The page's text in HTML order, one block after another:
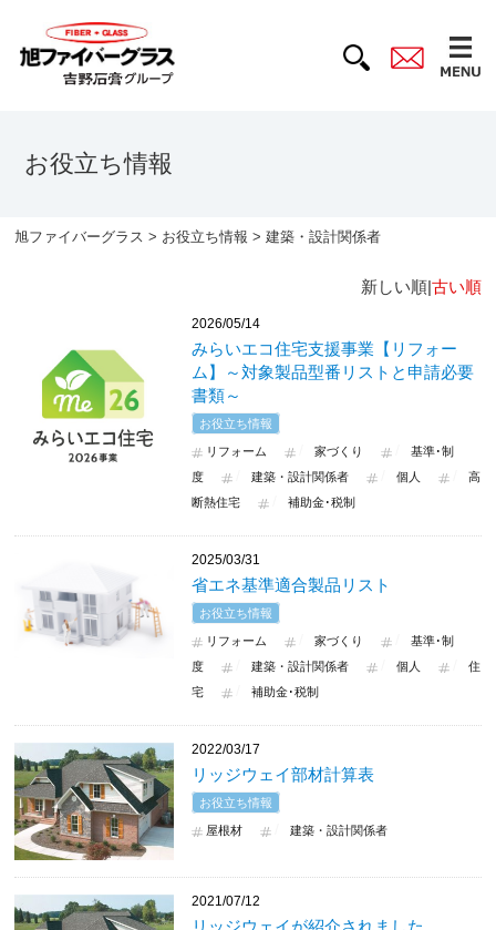
お役立ち情報
旭ファイバーグラス > お役立ち情報 > 建築・設計関係者
新しい順|古い順
2026/05/14
みらいエコ住宅支援事業【リフォー
ム】～対象製品型番リストと申請必要
書類～
お役立ち情報
リフォーム 家づくり
基準･制
度
建築・設計関係者 個人
高
断熱住宅
補助金･税制
2025/03/31
省エネ基準適合製品リスト
お役立ち情報
リフォーム 家づくり
基準･制
度
建築・設計関係者 個人
住
宅
補助金･税制
2022/03/17
リッジウェイ部材計算表
お役立ち情報
屋根材 建築・設計関係者
2021/07/12